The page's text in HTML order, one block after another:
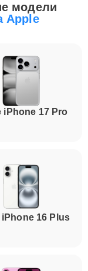
модели
Apple
iPhone 17 Pro
16 Plus